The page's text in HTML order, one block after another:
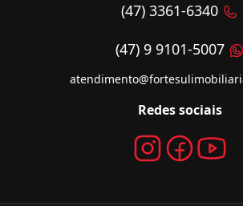
(47) 3361-6340
(47) 9 9101-5007
Redes sociais